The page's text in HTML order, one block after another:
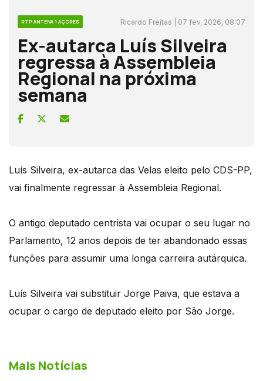
RTP ANTENA 1 AÇORES Ricardo Freitas | 07 fev, 2026, 08:07
Ex-autarca Luís Silveira
regressa à Assembleia
Regional na próxima
semana
Luís Silveira, ex-autarca das Velas eleito pelo CDS-PP,
vai finalmente regressar à Assembleia Regional.
O antigo deputado centrista vai ocupar o seu lugar no
Parlamento, 12 anos depois de ter abandonado essas
funções para assumir uma longa carreira autárquica.
Luís Silveira vai substituir Jorge Paiva, que estava a
ocupar o cargo de deputado eleito por São Jorge.
Mais Notícias